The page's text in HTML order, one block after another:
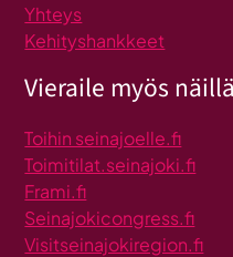
Yhteys
Kehityshankkeet
Vieraile myös
Toihin seinajoelle.fi
Toimitilat.seinajoki.fi
Frami.fi
Seinajokicongress.fi
Visitseinajokiregion.fi